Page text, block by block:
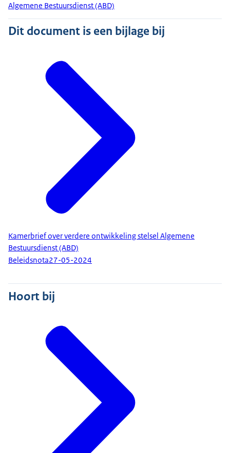
Algemene Bestuursdienst (ABD)
Dit document is een bijlage bij
Kamerbrief over verdere ontwikkeling stelsel Algemene
Bestuursdienst (ABD)
Beleidsnota27-05-2024
Hoort bij